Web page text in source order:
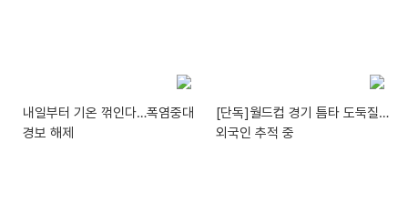
내일부터 기온 꺾인다…폭염중대
경보 해제
[단독]월드컵 경기 틈타 도둑질…
외국인 추적 중